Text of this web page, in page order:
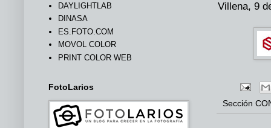
Villena, 9
Sección
DAYLIGHTLAB
DINASA
ES.FOTO.COM
MOVOL COLOR
PRINT COLOR WEB
FotoLarios